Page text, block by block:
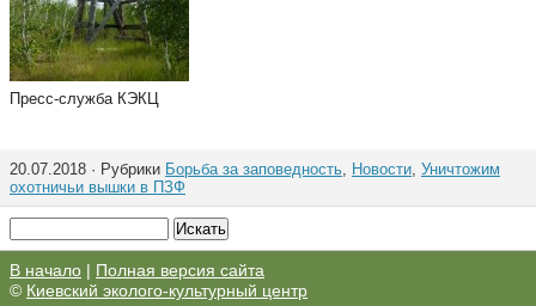
Пресс-служба КЭКЦ
20.07.2018 · Рубрики Борьба за заповедность, Новости, Уничтожим
охотничьи вышки в ПЗФ
В начало | Полная версия сайта
© Киевский эколого-культурный центр